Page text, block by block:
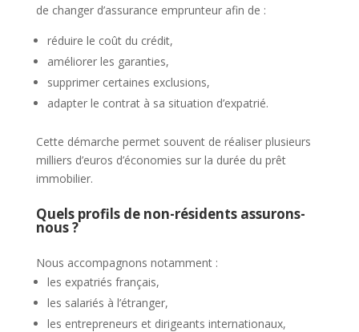
de changer d’assurance emprunteur afin de :
réduire le coût du crédit,
améliorer les garanties,
supprimer certaines exclusions,
adapter le contrat à sa situation d’expatrié.
Cette démarche permet souvent de réaliser plusieurs
milliers d’euros d’économies sur la durée du prêt
immobilier.
Quels profils de non-résidents assurons-
nous ?
Nous accompagnons notamment :
les expatriés français,
les salariés à l’étranger,
les entrepreneurs et dirigeants internationaux,